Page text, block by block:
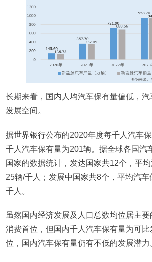
长期来看，国内人均汽车保有量偏低，
发展空间。
据世界银行公布的2020年度每千人汽车
千人汽车保有量为201辆。据全球各国汽
国家的数据统计，发达国家共12个，平
25辆/千人；发展中国家共8个，平均汽
千人。
虽然国内经济发展及人口总数均位居主
消费首位，但国内千人汽车保有量为可
位，国内汽车保有量仍有不低的发展潜力